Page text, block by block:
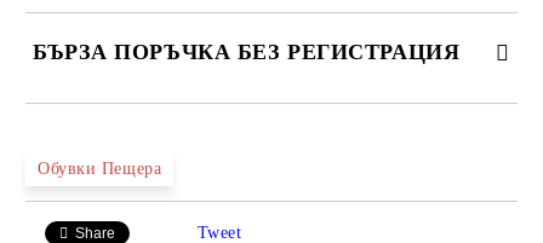
БЪРЗА ПОРЪЧКА БЕЗ РЕГИСТРАЦИЯ
Обувки Пещера
Share Tweet